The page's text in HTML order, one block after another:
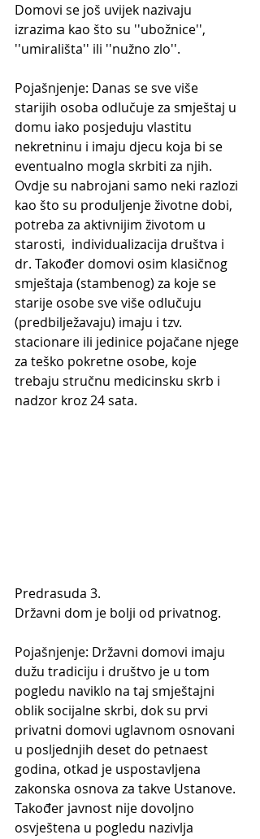
Domovi se još uvijek nazivaju
izrazima kao što su ''ubožnice'',
''umirališta'' ili ''nužno zlo''.
Pojašnjenje: Danas se sve više
starijih osoba odlučuje za smještaj u
domu iako posjeduju vlastitu
nekretninu i imaju djecu koja bi se
eventualno mogla skrbiti za njih.
Ovdje su nabrojani samo neki razlozi
kao što su produljenje životne dobi,
potreba za aktivnijim životom u
starosti,  individualizacija društva i
dr. Također domovi osim klasičnog
smještaja (stambenog) za koje se
starije osobe sve više odlučuju
(predbilježavaju) imaju i tzv.
stacionare ili jedinice pojačane njege
za teško pokretne osobe, koje
trebaju stručnu medicinsku skrb i
nadzor kroz 24 sata.
Predrasuda 3.
Državni dom je bolji od privatnog.
Pojašnjenje: Državni domovi imaju
dužu tradiciju i društvo je u tom
pogledu naviklo na taj smještajni
oblik socijalne skrbi, dok su prvi
privatni domovi uglavnom osnovani
u posljednjih deset do petnaest
godina, otkad je uspostavljena
zakonska osnova za takve Ustanove.
Također javnost nije dovoljno
osvještena u pogledu nazivlja